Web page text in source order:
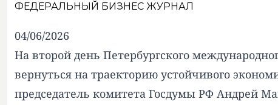
ФЕДЕРАЛЬНЫЙ БИЗНЕС ЖУРНАЛ
04/06/2026
На второй день Петербургского
вернуться на траекторию устойчивого
председатель комитета Госдумы РФ Андрей